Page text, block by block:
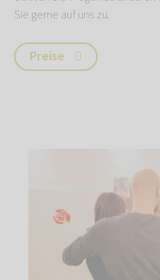
Sie gerne auf uns zu.
Preise